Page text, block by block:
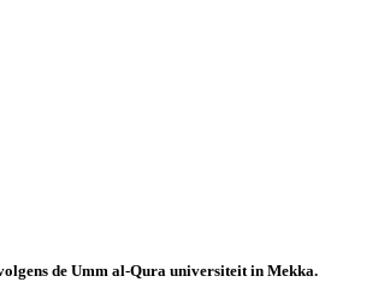
de Umm al-Qura universiteit in Mekka.